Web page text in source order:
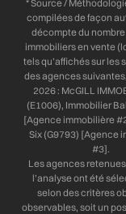
* Source /
compilées de façon
décompte du
immobiliers en vente
tels qu’affichés sur les
des agences
2026 : McGILL
(E1006), Immobilier
[Agence immobilière
Six (G9793) [Agence
#3].
Les agences
l’analyse ont été
selon des critères
observables, soit un